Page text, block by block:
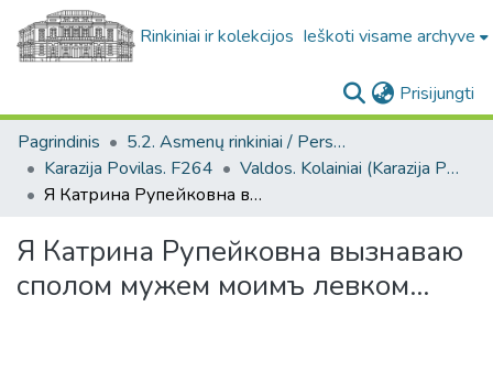
Rinkiniai ir kolekcijos Ieškoti visame archyve
Prisijungti
Pagrindinis
5.2. Asmenų rinkiniai / Personal collections
Karazija Povilas. F264
Valdos. Kolainiai (Karazija Povilas. F264)
Я Катрина Рупейковна вызнаваю сполом мужем моимъ левком...
Я Катрина Рупейковна вызнаваю
сполом мужем моимъ левком...